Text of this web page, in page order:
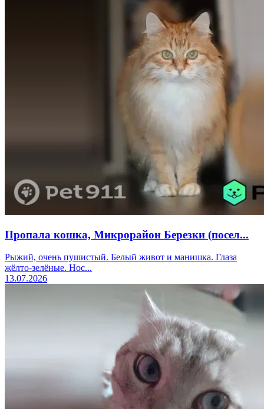
Пропала кошка, Микрорайон Березки (посел...
Рыжий, очень пушистый. Белый живот и манишка. Глаза
жёлто-зелёные. Нос...
13.07.2026